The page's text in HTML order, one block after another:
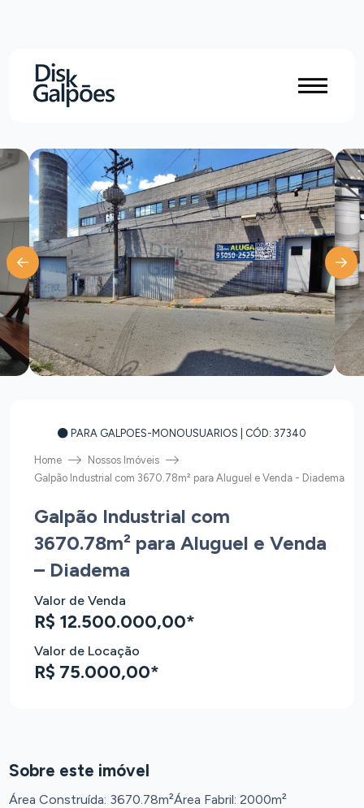
PARA GALPOES-MONOUSUARIOS | CÓD: 37340
Home
Nossos Imóveis
Galpão Industrial com 3670.78m² para Aluguel e Venda - Diadema
Galpão Industrial com
3670.78m² para Aluguel e Venda
– Diadema
Valor de Venda
R$ 12.500.000,00*
Valor de Locação
R$ 75.000,00*
Sobre este imóvel
Área Construída: 3670.78m²Área Fabril: 2000m²